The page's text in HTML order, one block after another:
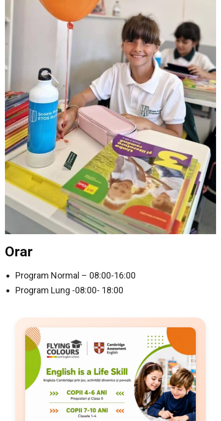
Orar
Program Normal – 08:00-16:00
Program Lung -08:00- 18:00